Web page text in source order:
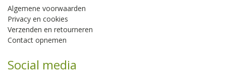
Algemene voorwaarden
Privacy en cookies
Verzenden en retourneren
Contact opnemen
Social media